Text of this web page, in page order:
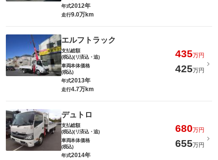
年式2012年
走行9.0万km
エルフトラック
支払総額
(税込)(リ済込・追)
435万円
車両本体価格
(税込)
425万円
年式2013年
走行4.7万km
デュトロ
支払総額
(税込)(リ済込・追)
680万円
車両本体価格
(税込)
655万円
年式2014年